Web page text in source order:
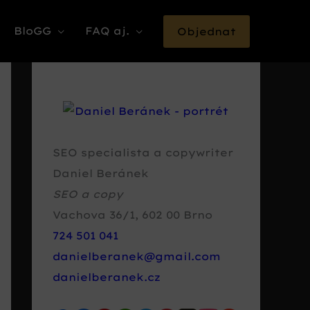
BloGG FAQ aj. Objednat
SEO specialista a copywriter
Daniel Beránek
SEO a copy
Vachova 36/1, 602 00 Brno
724 501 041
danielberanek@gmail.com
danielberanek.cz